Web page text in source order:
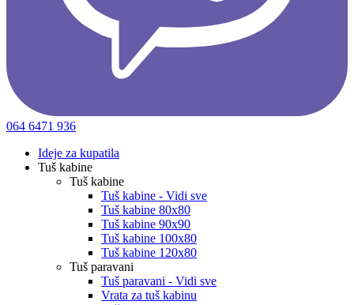
064 6471 936
Ideje za kupatila
Tuš kabine
Tuš kabine
Tuš kabine - Vidi sve
Tuš kabine 80x80
Tuš kabine 90x90
Tuš kabine 100x80
Tuš kabine 120x80
Tuš paravani
Tuš paravani - Vidi sve
Vrata za tuš kabinu